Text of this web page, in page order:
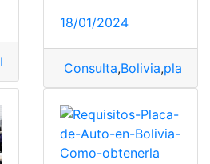
Bolivia Estado Civil
18/01/2024
Consulta,Bolivia,placa